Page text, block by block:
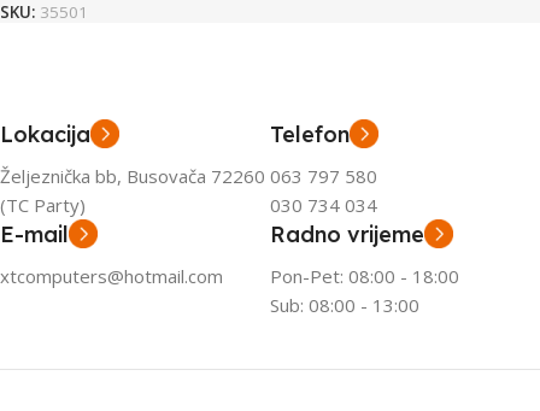
SKU: 35501
Lokacija
Željeznička bb, Busovača 72260
(TC Party)
Telefon
063 797 580
030 734 034
E-mail
xtcomputers@hotmail.com
Radno vrijeme
Pon-Pet: 08:00 - 18:00
Sub: 08:00 - 13:00